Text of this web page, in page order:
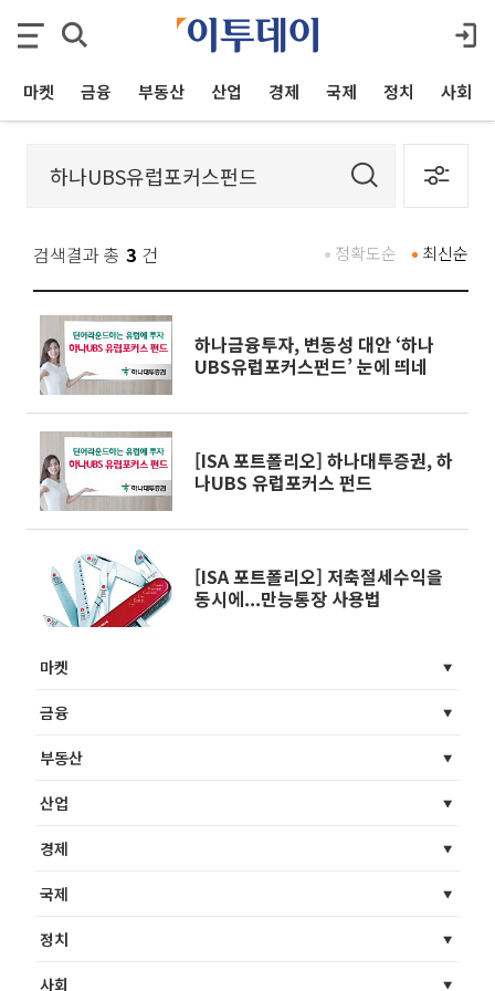
마켓 금융 부동산 산업 경제 국제 정치 사회
검색결과 총 3 건 최신순
정확도순
하나금융투자, 변동성 대안 ‘하나
UBS유럽포커스펀드’ 눈에 띄네
[ISA 포트폴리오] 하나대투증권, 하
나UBS 유럽포커스 펀드
[ISA 포트폴리오] 저축절세수익을
동시에...만능통장 사용법
마켓
금융
부동산
산업
경제
국제
정치
사회